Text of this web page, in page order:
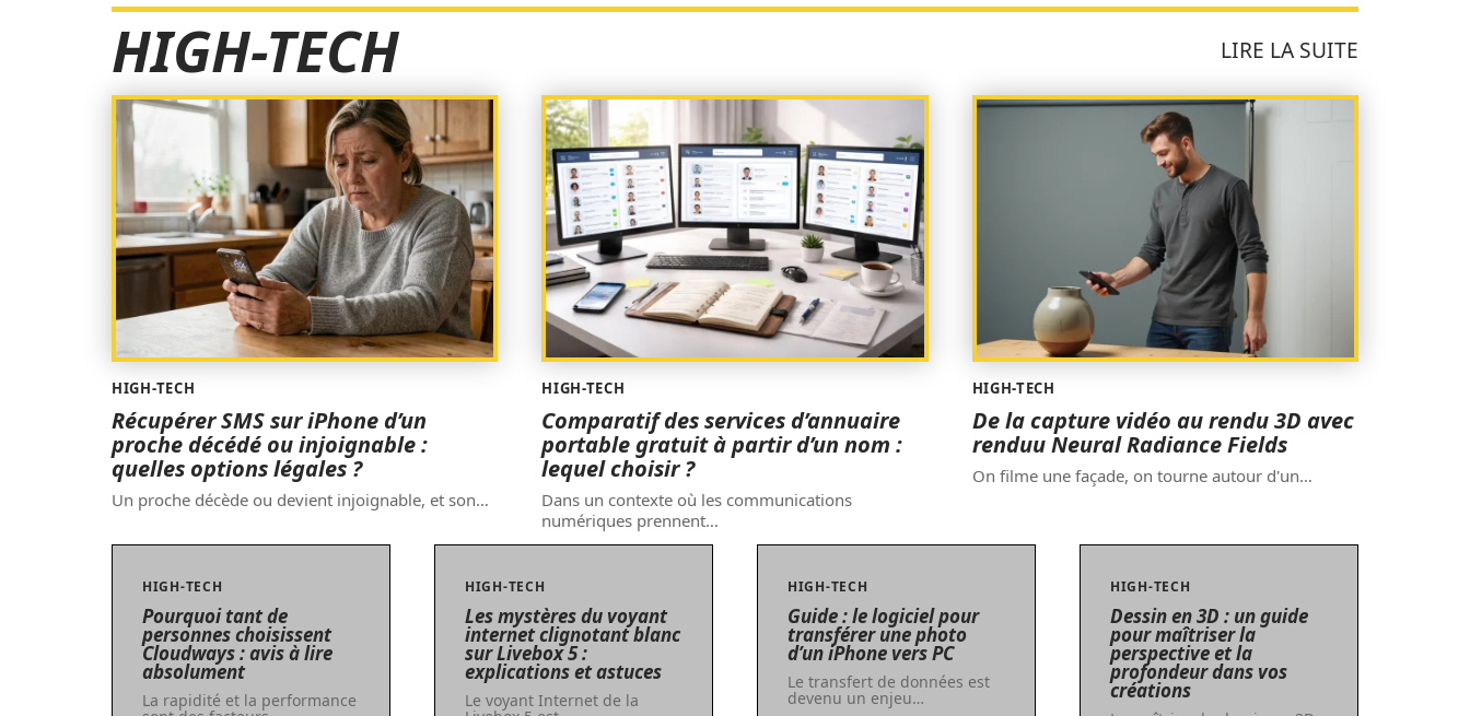
HIGH-TECH LIRE LA SUITE
HIGH-TECH
Récupérer SMS sur iPhone d’un
proche décédé ou injoignable :
quelles options légales ?
Un proche décède ou devient injoignable, et son…
HIGH-TECH
Comparatif des services d’annuaire
portable gratuit à partir d’un nom :
lequel choisir ?
Dans un contexte où les communications
numériques prennent…
HIGH-TECH
De la capture vidéo au rendu 3D avec
renduu Neural Radiance Fields
On filme une façade, on tourne autour d'un…
HIGH-TECH
Pourquoi tant de
personnes choisissent
Cloudways : avis à lire
absolument
La rapidité et la performance
HIGH-TECH
Les mystères du voyant
internet clignotant blanc
sur Livebox 5 :
explications et astuces
Le voyant Internet de la
HIGH-TECH
Guide : le logiciel pour
transférer une photo
d’un iPhone vers PC
Le transfert de données est
devenu un enjeu…
HIGH-TECH
Dessin en 3D : un guide
pour maîtriser la
perspective et la
profondeur dans vos
créations